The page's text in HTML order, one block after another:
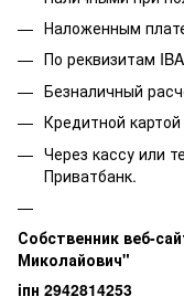
Наложенным
По реквизитам
Безналичный
Кредитной
Через кассу или
Приватбанк.
Собственник веб-
Миколайович"
iпн 2942814253